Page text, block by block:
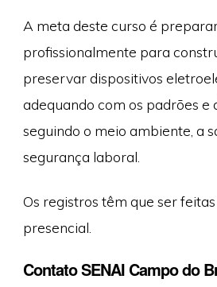
A meta deste curso é
profissionalmente para
preservar dispositivos
adequando com os padrões e
seguindo o meio ambiente, a
segurança laboral.
Os registros têm que ser
presencial.
Contato SENAI Campo do